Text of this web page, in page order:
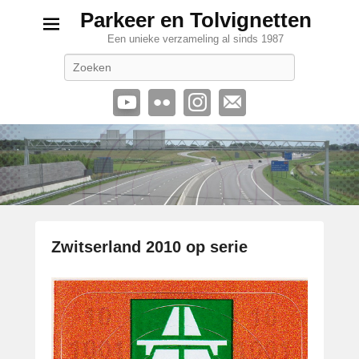
Parkeer en Tolvignetten
Een unieke verzameling al sinds 1987
Zwitserland 2010 op serie
e
p
a